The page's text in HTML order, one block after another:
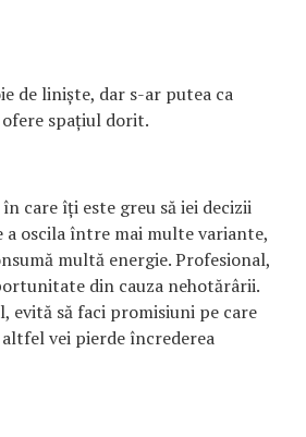
de liniște, dar s-ar putea ca
spațiul dorit.
care îți este greu să iei decizii
a oscila între mai multe variante,
multă energie. Profesional,
din cauza nehotărârii.
evită să faci promisiuni pe care
vei pierde încrederea